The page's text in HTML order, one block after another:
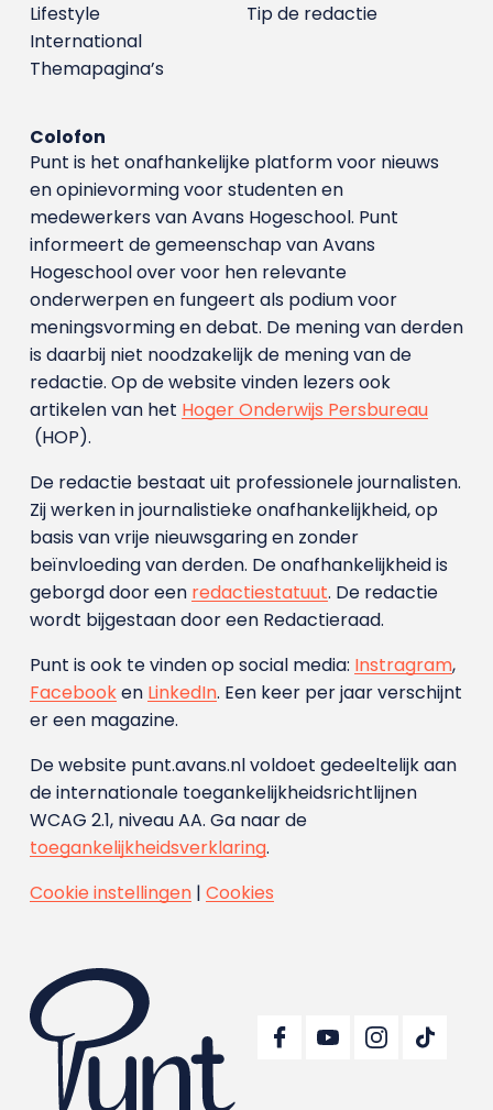
Tip de redactie
Lifestyle
International
Themapagina’s
Colofon
Punt is het onafhankelijke platform voor nieuws
en opinievorming voor studenten en
medewerkers van Avans Hoge­school. Punt
informeert de gemeenschap van Avans
Hogeschool over voor hen relevante
onderwerpen en fungeert als podium voor
meningsvorming en debat. De mening van derden
is daarbij niet noodzakelijk de mening van de
redactie. Op de website vinden lezers ook
artikelen van het Hoger Onderwijs Persbureau
(HOP).
De redactie bestaat uit professionele journalisten.
Zij werken in journalistieke onafhankelijkheid, op
basis van vrije nieuwsgaring en zonder
beïnvloeding van derden. De onafhankelijkheid is
geborgd door een redactiestatuut. De redactie
wordt bijgestaan door een Redactieraad.
Punt is ook te vinden op social media: Instragram,
Facebooken LinkedIn. Een keer per jaar verschijnt
er een magazine.
De website punt.avans.nl voldoet gedeeltelijk aan
de internationale toegankelijkheidsrichtlijnen
WCAG 2.1, niveau AA. Ga naar de
toegankelijkheidsverklaring.
Cookie instellingen| Cookies